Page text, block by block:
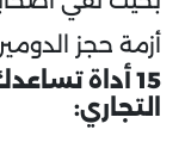
أزمة حجز
15 أداة
التجاري: